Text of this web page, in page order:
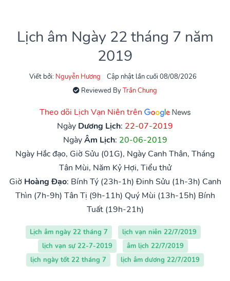
Lịch âm Ngày 22 tháng 7 năm
2019
Viết bởi: Nguyễn Hương
Cập nhật lần cuối 08/08/2026
Reviewed ByTrần Chung
Theo dõi Lịch Vạn Niên trên
Ngày Dương Lịch: 22-07-2019
NgàyÂm Lịch: 20-06-2019
Ngày Hắc đạo, Giờ Sửu (01G), Ngày Canh Thân, Tháng
Tân Mùi, Năm Kỷ Hợi, Tiểu thử
Giờ Hoàng Đạo: Bính Tý (23h-1h) Đinh Sửu (1h-3h) Canh
Thìn (7h-9h) Tân Tị (9h-11h) Quý Mùi (13h-15h) Bính
Tuất (19h-21h)
Lịch âm ngày 22 tháng 7
lịch vạn niên 22/7/2019
lịch vạn sự 22-7-2019
âm lịch 22/7/2019
lịch ngày tốt 22 tháng 7
lịch âm dương 22/7/2019